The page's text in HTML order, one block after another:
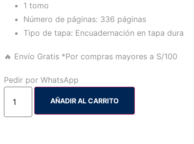
1 tomo
Número de páginas: 336 páginas
Tipo de tapa: Encuadernación en tapa dura
🔥 Envío Gratis *Por compras mayores a S/100
Pedir por WhatsApp
AÑADIR AL CARRITO